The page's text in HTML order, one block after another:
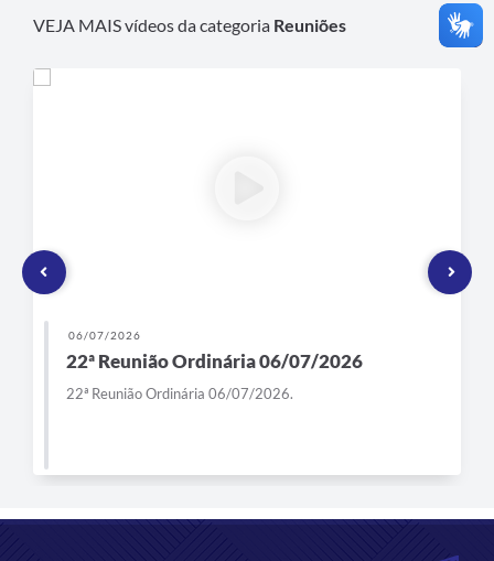
VEJA MAIS vídeos da categoria Reuniões
06/07/2026
22ª Reunião Ordinária 06/07/2026
22ª Reunião Ordinária 06/07/2026.